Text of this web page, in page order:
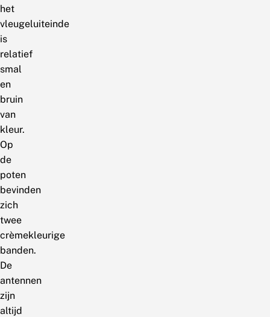
het
vleugeluiteinde
is
relatief
smal
en
bruin
van
kleur.
Op
de
poten
bevinden
zich
twee
crèmekleurige
banden.
De
antennen
zijn
altijd